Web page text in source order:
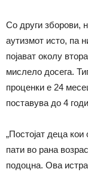
Со други зборови,
аутизмот исто, па
појават околу
мислело досега.
проценки е 24
поставува до 4
„Постојат деца
пати во рана
подоцна. Ова